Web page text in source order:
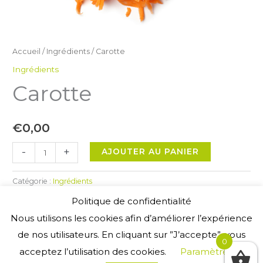
Accueil / Ingrédients / Carotte
Ingrédients
Carotte
€0,00
-
quantité
de
Carotte
+ AJOUTER AU PANIER
Catégorie : Ingrédients
Copyright © 2026La Fabrique|Allergènes|Mentions
Politique de confidentialité
Nous utilisons les cookies afin d’améliorer l’expérience
de nos utilisateurs. En cliquant sur ”J’accepte”, vous
acceptez l’utilisation des cookies.
Paramètres
0